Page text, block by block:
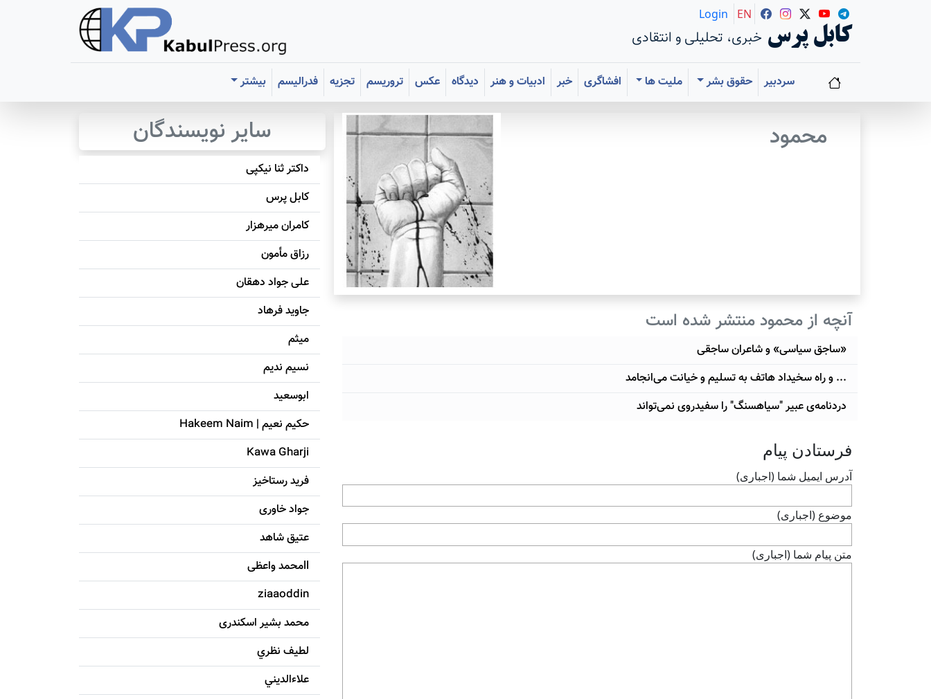
کابل پرس خبری، تحلیلی و انتقادی
Login EN
سردبیر حقوق بشر ملیت ها افشاگری خبر ادبیات و هنر دیدگاه عکس تروریسم تجزیه فدرالیسم بیشتر
محمود
آنچه از محمود منتشر شده است
«ساجق سیاسی» و شاعران ساجقی
... و راه سخیداد هاتف به تسلیم و خیانت می‌انجامد
دردنامه‌ی عبیر "سیاهسنگ" را سفید‌روی نمی‌تواند
فرستادن پيام
آدرس ايميل شما (اجباری)
موضوع (اجباری)
متن پيام شما (اجباری)
سایر نویسندگان
داکتر ثنا نیکپی
کابل پرس
کامران میرهزار
رزاق مأمون
علی جواد دهقان
جاويد فرهاد
میثم
نسیم ندیم
ابوسعيد
حکيم نعيم | Hakeem Naim
Kawa Gharji
فرید رستاخیز
جواد خاوری
عتیق شاهد
llمحمد واعظی
ziaaoddin
محمد بشیر اسکندری
لطيف نظري
علاءالديني